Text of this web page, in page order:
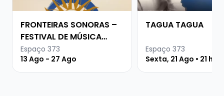
FRONTEIRAS SONORAS –
FESTIVAL DE MÚSICA
URUGUAIA
Espaço 373
13 Ago - 27 Ago
TAGUA TAGUA
Espaço 373
Sexta, 21 Ago • 21